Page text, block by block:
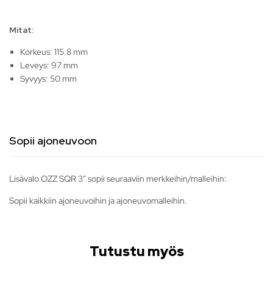
Mitat:
Korkeus: 115.8 mm
Leveys: 97 mm
Syvyys: 50 mm
Sopii ajoneuvoon
Lisävalo OZZ SQR 3″ sopii seuraaviin merkkeihin/malleihin:
Sopii kaikkiin ajoneuvoihin ja ajoneuvomalleihin.
Tutustu myös